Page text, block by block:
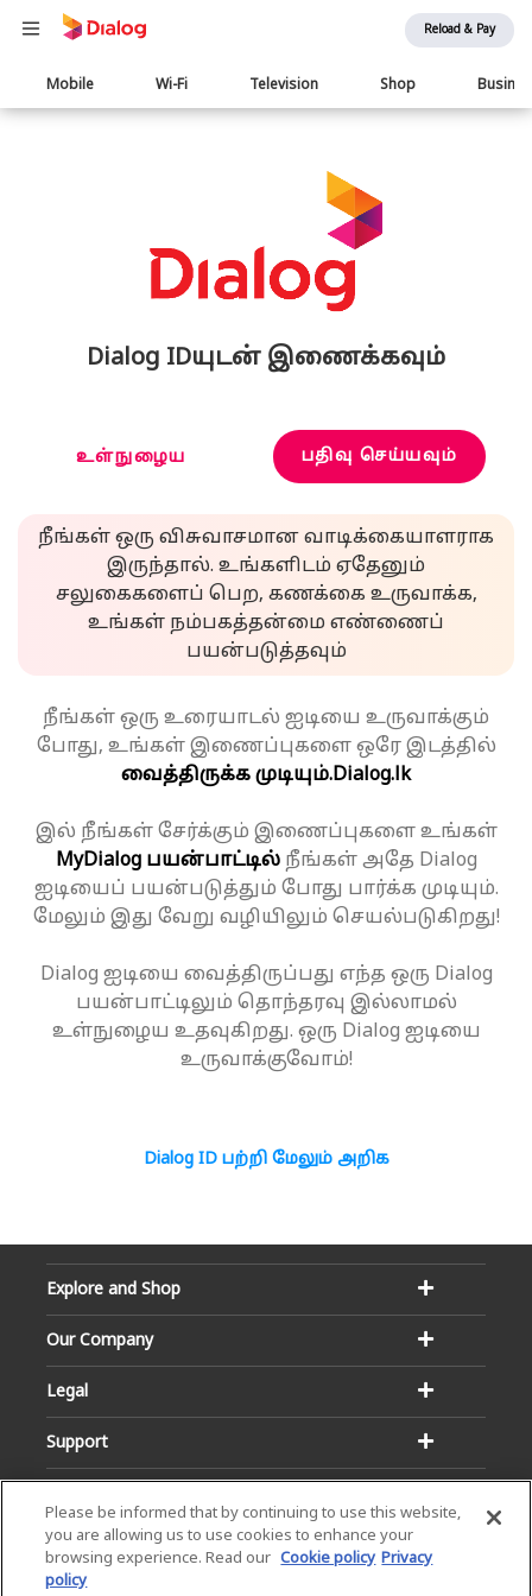
Reload & Pay
Main
navigation
Mobile Wi-Fi Television Shop
Dialog IDயுடன் இணைக்கவும்
உள்நுழைய பதிவு செய்யவும்
நீங்கள் ஒரு விசுவாசமான வாடிக்கையாளராக
இருந்தால். உங்களிடம் ஏதேனும்
சலுகைகளைப் பெற, கணக்கை உருவாக்க,
உங்கள் நம்பகத்தன்மை எண்ணைப்
பயன்படுத்தவும்
நீங்கள் ஒரு உரையாடல் ஐடியை உருவாக்கும்
போது, உங்கள் இணைப்புகளை ஒரே இடத்தில்
வைத்திருக்க முடியும்.Dialog.lk
இல் நீங்கள் சேர்க்கும் இணைப்புகளை உங்கள்
MyDialog பயன்பாட்டில்நீங்கள் அதே Dialog
ஐடியைப் பயன்படுத்தும் போது பார்க்க முடியும்.
மேலும் இது வேறு வழியிலும் செயல்படுகிறது!
Dialog ஐடியை வைத்திருப்பது எந்த ஒரு Dialog
பயன்பாட்டிலும் தொந்தரவு இல்லாமல்
உள்நுழைய உதவுகிறது. ஒரு Dialog ஐடியை
உருவாக்குவோம்!
Dialog ID பற்றி மேலும் அறிக
Explore and Shop
Our Company
Legal
Support
Please be informed that by continuing to use this website,
you are allowing us to use cookies to enhance your
browsing experience. Read our Cookie policy Privacy
policy